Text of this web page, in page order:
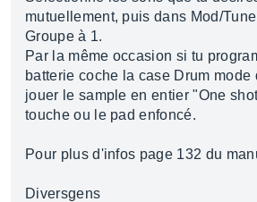
mutuellement, puis dans Mod/
Groupe à 1.
Par la même occasion si tu
batterie coche la case Drum mode
jouer le sample en entier "One
touche ou le pad enfoncé.
Pour plus d'infos page 132 du
Diversgens